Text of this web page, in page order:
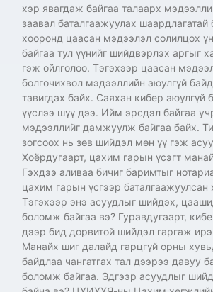
хэр явагдаж байгаа талаарх
заавал баталгаажуулах шаардлагатай
хооронд цаасан мэдээлэл солилцох
байгаа тул үүнийг шийдвэрлэх аргыг
гэж ойлголоо. Тэгэхээр цаасан
болгочихвол мэдээллийн аюулгүй
тавигдах байх. Саяхан кибер аюулгүй
үүслээ шүү дээ. Ийм эрсдэл байгаа
мэдээллийг дамжуулж байгаа байх.
зогсоох нь зөв шийдэл мөн үү гэж
Хоёрдугаарт, цахим гарын үсэгт
Гэхдээ аливаа бичиг баримтыг
цахим гарын үсгээр баталгаажуулсан
Тэгэхээр энэ асуудлыг шийдэх,
боломж байгаа вэ? Гуравдугаарт,
дээр бид дорвитой шийдэл гаргаж
Манайх шиг далайд гарцгүй орны
байдлаа чангатгах тал дээрээ давуу
боломж байгаа. Эдгээр асуудлыг